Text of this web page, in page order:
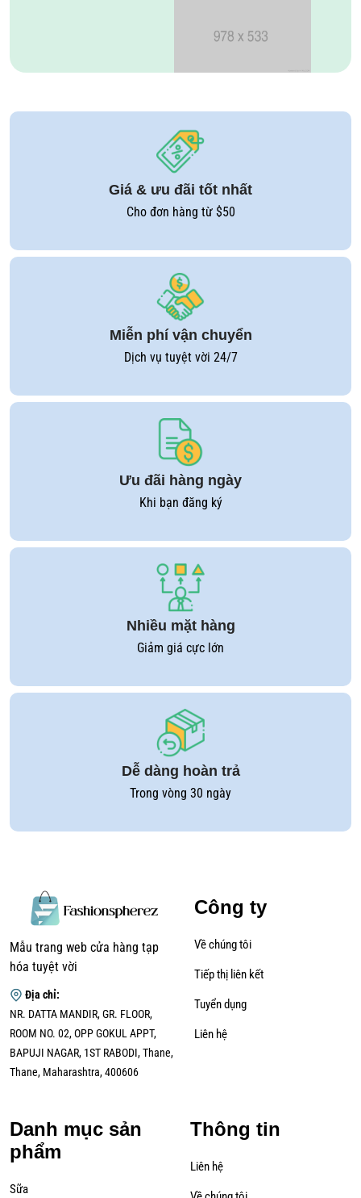
Giá & ưu đãi tốt nhất
Cho đơn hàng từ $50
Miễn phí vận chuyển
Dịch vụ tuyệt vời 24/7
Ưu đãi hàng ngày
Khi bạn đăng ký
Nhiều mặt hàng
Giảm giá cực lớn
Dễ dàng hoàn trả
Trong vòng 30 ngày
Mẫu trang web cửa hàng tạp
hóa tuyệt vời
Địa chỉ:
NR. DATTA MANDIR, GR. FLOOR,
ROOM NO. 02, OPP GOKUL APPT,
BAPUJI NAGAR, 1ST RABODI, Thane,
Thane, Maharashtra, 400606
Công ty
Về chúng tôi
Tiếp thị liên kết
Tuyển dụng
Liên hệ
Danh mục sản
phẩm
Sữa
Thông tin
Liên hệ